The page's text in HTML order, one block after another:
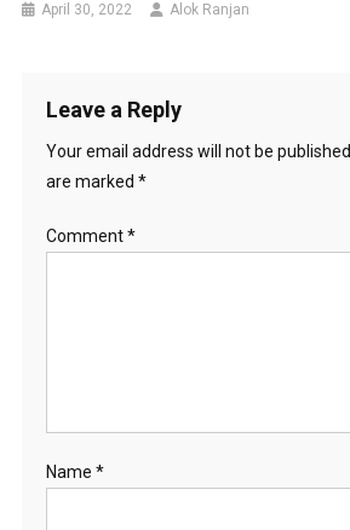
April 30, 2022 Alok Ranjan
Leave a Reply
Your email address will not be published.
are marked *
Comment*
Name *